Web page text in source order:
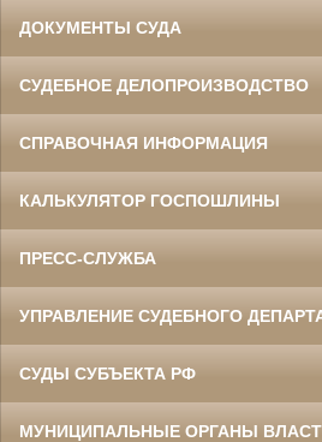
ДОКУМЕНТЫ СУДА
СУДЕБНОЕ ДЕЛОПРОИЗВОДСТВО
СПРАВОЧНАЯ ИНФОРМАЦИЯ
КАЛЬКУЛЯТОР ГОСПОШЛИНЫ
ПРЕСС-СЛУЖБА
УПРАВЛЕНИЕ СУДЕБНОГО
СУДЫ СУБЪЕКТА РФ
МУНИЦИПАЛЬНЫЕ ОРГАНЫ